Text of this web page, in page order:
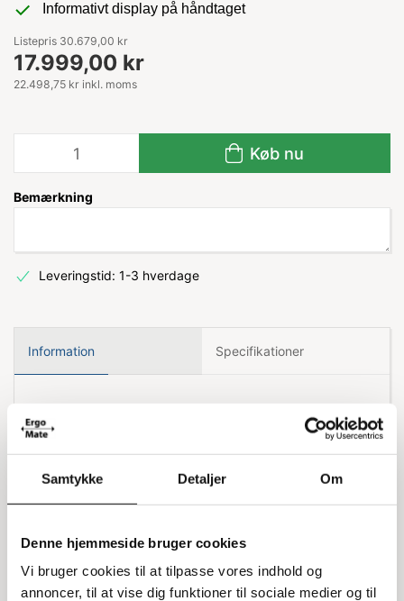
Samtykke Detaljer Om
Denne hjemmeside bruger cookies
Vi bruger cookies til at tilpasse vores indhold og
annoncer, til at vise dig funktioner til sociale medier og til
Informativt display på håndtaget
Listepris 30.679,00 kr
17.999,00 kr
22.498,75 kr inkl. moms
Køb nu
Bemærkning
Leveringstid: 1-3 hverdage
Information Specifikationer
Nilfisk SC250 gulvvasker
Nilfisk SC250 er en kompakt gulvvasker, der gør det nemt
og hurtigt at rengøre hårde gulve. Den kommer helt ind i
hjørnerne og kan rengøre effektivt i begge retninger, selv
under møbler og reoler. Du får en batteridrevet
til rengøring i dagtimerne. Den er velegnet til brug i
butikker, skoler, restauranter, caféer, bagerier,
fastfoodkæder, hoteller og rengøringsfirmaer.